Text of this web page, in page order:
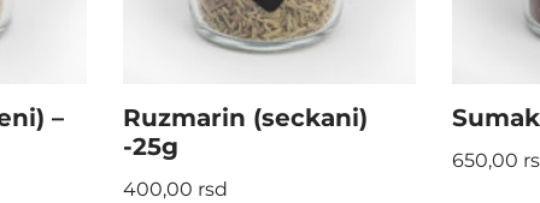
–
Ruzmarin (seckani)
-25g
400,00 rsd
650,00